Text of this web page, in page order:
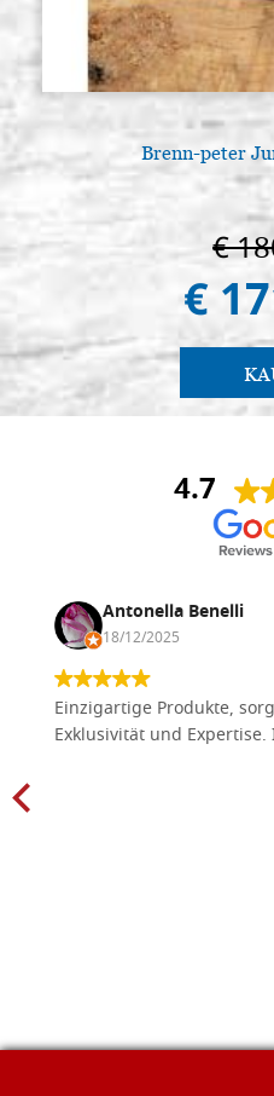
Brenn-peter
€
€
4.7
Antonella Benelli
18/12/2025
Einzigartige Produkte,
Exklusivität und